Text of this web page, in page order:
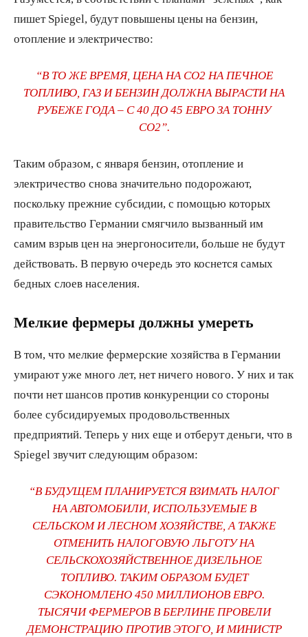
пишет Spiegel, будут повышены цены на бензин,
отопление и электричество:
“В ТО ЖЕ ВРЕМЯ, ЦЕНА НА CO2 НА ПЕЧНОЕ
ТОПЛИВО, ГАЗ И БЕНЗИН ДОЛЖНА ВЫРАСТИ НА
РУБЕЖЕ ГОДА – С 40 ДО 45 ЕВРО ЗА ТОННУ
CO2”.
Таким образом, с января бензин, отопление и
электричество снова значительно подорожают,
поскольку прежние субсидии, с помощью которых
правительство Германии смягчило вызванный им
самим взрыв цен на энергоносители, больше не будут
действовать. В первую очередь это коснется самых
бедных слоев населения.
Мелкие фермеры должны умереть
В том, что мелкие фермерские хозяйства в Германии
умирают уже много лет, нет ничего нового. У них и так
почти нет шансов против конкуренции со стороны
более субсидируемых продовольственных
предприятий. Теперь у них еще и отберут деньги, что в
Spiegel звучит следующим образом:
“В БУДУЩЕМ ПЛАНИРУЕТСЯ ВЗИМАТЬ НАЛОГ
НА АВТОМОБИЛИ, ИСПОЛЬЗУЕМЫЕ В
СЕЛЬСКОМ И ЛЕСНОМ ХОЗЯЙСТВЕ, А ТАКЖЕ
ОТМЕНИТЬ НАЛОГОВУЮ ЛЬГОТУ НА
СЕЛЬСКОХОЗЯЙСТВЕННОЕ ДИЗЕЛЬНОЕ
ТОПЛИВО. ТАКИМ ОБРАЗОМ БУДЕТ
СЭКОНОМЛЕНО 450 МИЛЛИОНОВ ЕВРО.
ТЫСЯЧИ ФЕРМЕРОВ В БЕРЛИНЕ ПРОВЕЛИ
ДЕМОНСТРАЦИЮ ПРОТИВ ЭТОГО, И МИНИСТР